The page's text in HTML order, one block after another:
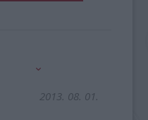
2013. 08. 01.